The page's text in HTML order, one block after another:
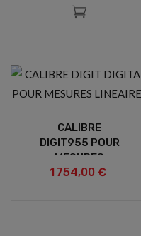
CALIBRE
DIGIT955 POUR
MESURES
INT/EXT
1 754,00 €